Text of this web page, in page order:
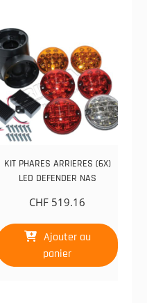
KIT PHARES ARRIERES (6X)
LED DEFENDER NAS
CHF 519.16
Ajouter au
panier